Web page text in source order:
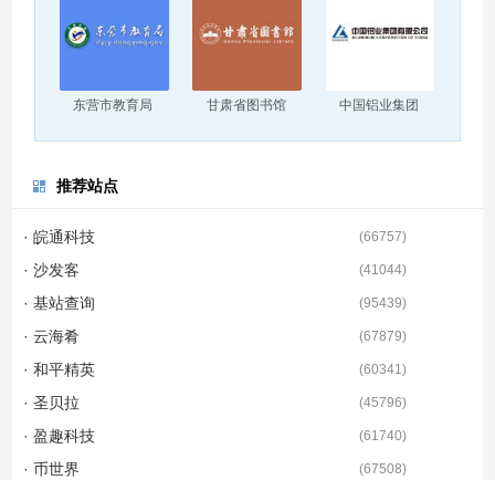
东营市教育局 甘肃省图书馆 中国铝业集团
推荐站点
· 皖通科技 (66757)
· 沙发客 (41044)
· 基站查询 (95439)
· 云海肴 (67879)
· 和平精英 (60341)
· 圣贝拉 (45796)
· 盈趣科技 (61740)
· 币世界 (67508)